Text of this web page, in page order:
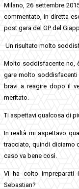
Milano, 26 settembre
commentato, in diretta
post gara del GP del
Un risultato molto
Molto soddisfacente no,
gare molto
bravi a reagire dopo il
meritato.
Ti aspettavi qualcosa di
In realtà mi aspettavo
tracciato, quindi diciamo
caso va bene così.
Vi ha colto
Sebastian?